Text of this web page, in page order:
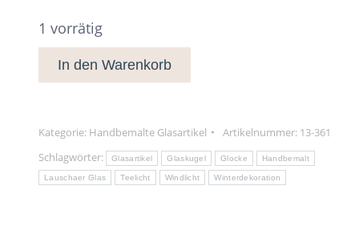
1 vorrätig
In den Warenkorb
Kategorie: Handbemalte Glasartikel Artikelnummer: 13-361
Schlagwörter:
Glasartikel Glaskugel Glocke Handbemalt
Lauschaer Glas Teelicht Windlicht Winterdekoration